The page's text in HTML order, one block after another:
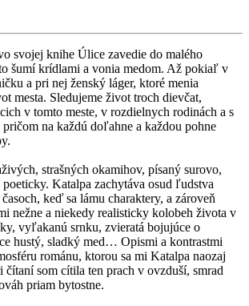
svojej knihe Úlice zavedie do malého
šumí krídlami a vonia medom. Až pokiaľ v
a pri nej ženský láger, ktoré menia
mesta. Sledujeme život troch dievčat,
v tomto meste, v rozdielnych rodinách a s
na každú doľahne a každou pohne
strašných okamihov, písaný surovo,
Katalpa zachytáva osud ľudstva
keď sa lámu charaktery, a zároveň
nežne a niekedy realisticky kolobeh života v
vyľakanú srnku, zvieratá bojujúce o
hustý, sladký med… Opismi a kontrastmi
románu, ktorou sa mi Katalpa naozaj
čítaní som cítila ten prach v ovzduší, smrad
priam bytostne.